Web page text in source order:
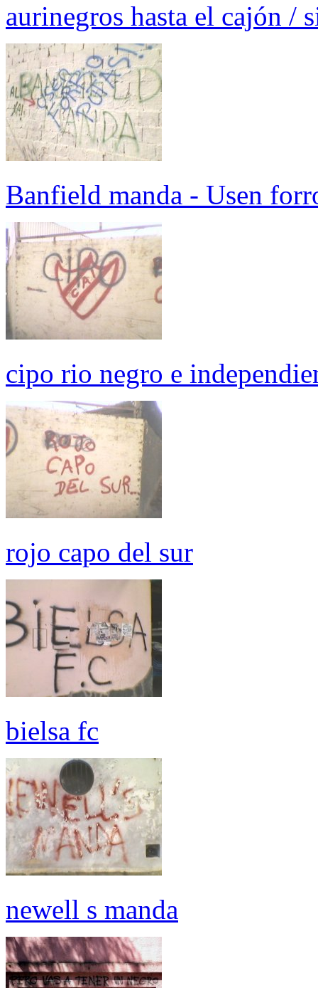
aurinegros hasta el cajón /
Banfield manda - Usen
cipo rio negro e
rojo capo del sur
bielsa fc
newell s manda